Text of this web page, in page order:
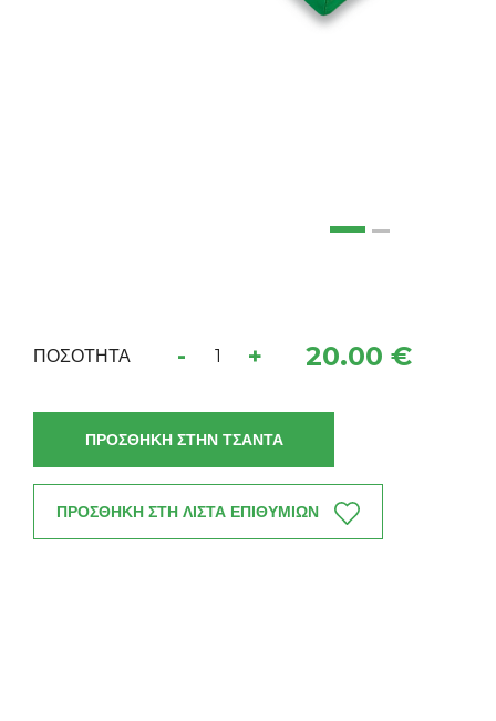
ΠΟΣΟΤΗΤΑ - + 20.00 €
ΠΡΟΣΘΗΚΗ ΣΤΗΝ ΤΣΑΝΤΑ
ΠΡΟΣΘΗΚΗ ΣΤΗ ΛΙΣΤΑ ΕΠΙΘΥΜΙΩΝ